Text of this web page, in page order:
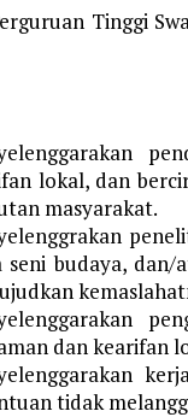
Tinggi
lokal, dan
masyarakat.
seni budaya,
dan kearifan
tidak